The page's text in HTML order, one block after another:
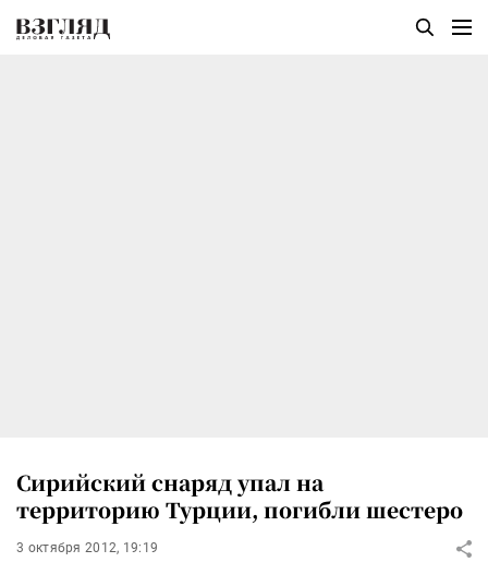
Сирийский снаряд упал на
территорию Турции, погибли шестеро
3 октября 2012, 19:19